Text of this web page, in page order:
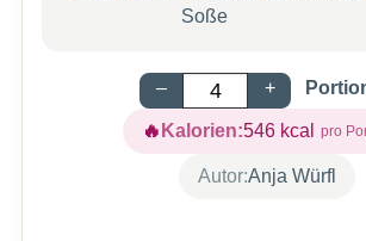
Soße
– +
Kalorien:546 kcal
Autor:Anja Würfl